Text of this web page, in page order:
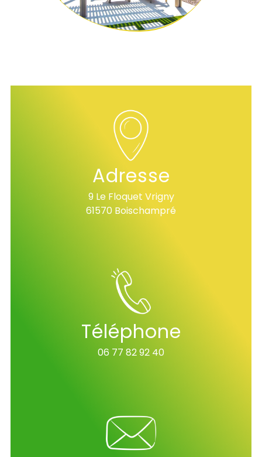
Adresse
9 Le Floquet Vrigny
61570 Boischampré
Téléphone
06 77 82 92 40